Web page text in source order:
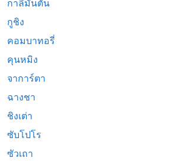
กาลีมันตัน
กูชิง
คอมบาทอรี่
คุนหมิง
จาการ์ตา
ฉางชา
ชิงเต่า
ซับโปโร
ซัวเถา